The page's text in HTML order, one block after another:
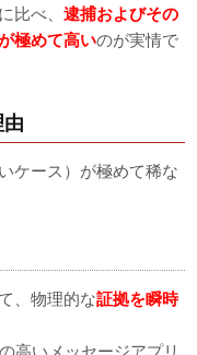
比べ、逮捕およびその
極めて高いのが実情で
ケース）が極めて稀な
、物理的な証拠を瞬時